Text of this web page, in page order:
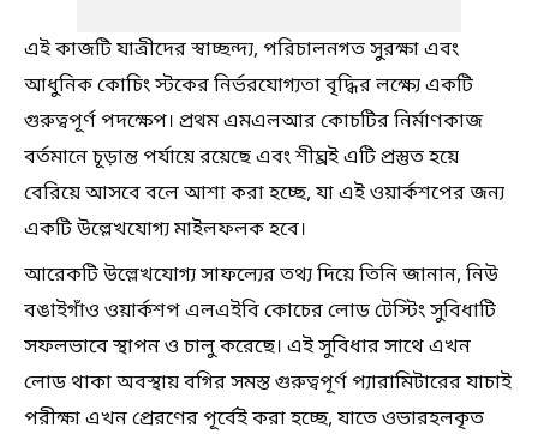
এই কাজটি যাত্রীদের স্বাচ্ছন্দ্য, পরিচালনগত সুরক্ষা এবং
আধুনিক কোচিং স্টকের নির্ভরযোগ্যতা বৃদ্ধির লক্ষ্যে একটি
গুরুত্বপূর্ণ পদক্ষেপ। প্রথম এমএলআর কোচটির নির্মাণকাজ
বর্তমানে চূড়ান্ত পর্যায়ে রয়েছে এবং শীঘ্রই এটি প্রস্তুত হয়ে
বেরিয়ে আসবে বলে আশা করা হচ্ছে, যা এই ওয়ার্কশপের জন্য
একটি উল্লেখযোগ্য মাইলফলক হবে।
আরেকটি উল্লেখযোগ্য সাফল্যের তথ্য দিয়ে তিনি জানান, নিউ
বঙাইগাঁও ওয়ার্কশপ এলএইবি কোচের লোড টেস্টিং সুবিধাটি
সফলভাবে স্থাপন ও চালু করেছে। এই সুবিধার সাথে এখন
লোড থাকা অবস্থায় বগির সমস্ত গুরুত্বপূর্ণ প্যারামিটারের যাচাই
পরীক্ষা এখন প্রেরণের পূর্বেই করা হচ্ছে, যাতে ওভারহলকৃত